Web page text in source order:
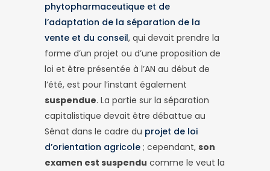
phytopharmaceutique et de
l’adaptation de la séparation de la
vente et du conseil, qui devait prendre la
forme d’un projet ou d’une proposition de
loi et être présentée à l’AN au début de
l’été, est pour l’instant également
suspendue. La partie sur la séparation
capitalistique devait être débattue au
Sénat dans le cadre du projet de loi
d’orientation agricole ; cependant, son
examen est suspendu comme le veut la